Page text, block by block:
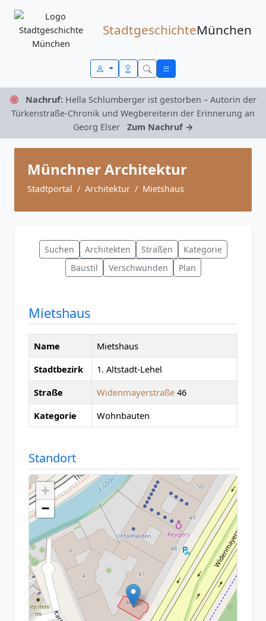
StadtgeschichteMünchen
Nachruf: Hella Schlumberger ist gestorben – Autorin der
Türkenstraße-Chronik und Wegbereiterin der Erinnerung an
Georg Elser
Zum Nachruf →
Münchner Architektur
Stadtportal Architektur Mietshaus
Suchen Architekten Straßen
Kategorie
Baustil
Verschwunden Plan
Mietshaus
Name
Mietshaus
Stadtbezirk
1. Altstadt-Lehel
Straße
Widenmayerstraße 46
Kategorie
Wohnbauten
Standort
+
−